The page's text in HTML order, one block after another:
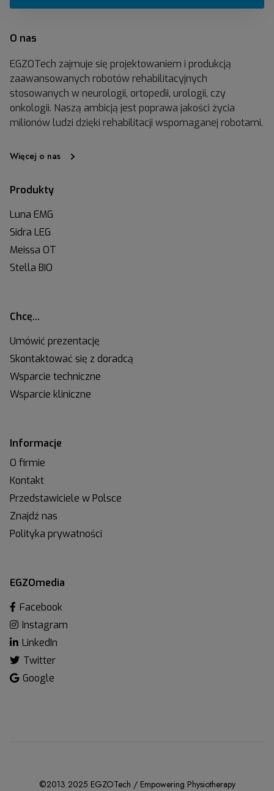
O nas
EGZOTech zajmuje się projektowaniem i produkcją
zaawansowanych robotów rehabilitacyjnych
stosowanych w neurologii, ortopedii, urologii, czy
onkologii. Naszą ambicją jest poprawa jakości życia
milionów ludzi dzięki rehabilitacji wspomaganej robotami.
Więcej o nas
Produkty
Luna EMG
Sidra LEG
Meissa OT
Stella BIO
Chcę…
Umówić prezentację
Skontaktować się z doradcą
Wsparcie techniczne
Wsparcie kliniczne
Informacje
O firmie
Kontakt
Przedstawiciele w Polsce
Znajdź nas
Polityka prywatności
EGZOmedia
Facebook
Instagram
LinkedIn
Twitter
Google
©2013 2025 EGZOTech / Empowering Physiotherapy